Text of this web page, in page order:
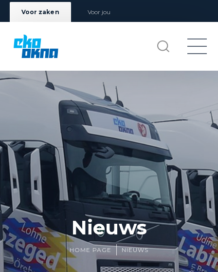
Voor zaken Voor jou
Nieuws
HOME PAGE NIEUWS